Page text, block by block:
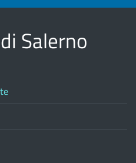
Salerno